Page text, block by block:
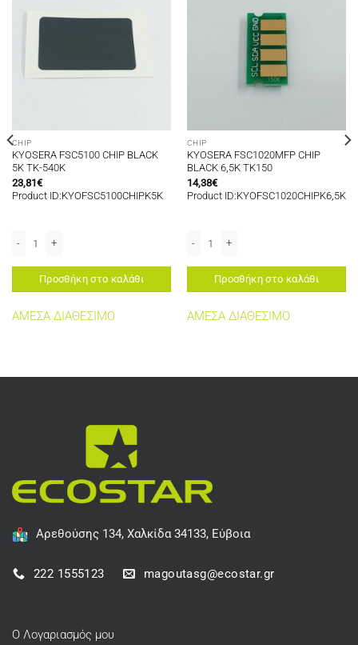
CHIP
KYOSERA FSC5100 CHIP BLACK
5K TK-540K
23,81€
Product ID:KYOFSC5100CHIPK5K
Προσθήκη στο καλάθι
ΑΜΕΣΑ ΔΙΑΘΕΣΙΜΟ
CHIP
KYOSERA FSC1020MFP CHIP
BLACK 6,5K TK150
14,38€
Product ID:KYOFSC1020CHIPK6,5K
Προσθήκη στο καλάθι
ΑΜΕΣΑ ΔΙΑΘΕΣΙΜΟ
Αρεθούσης 134, Χαλκίδα 34133, Εύβοια
222 1555123 magoutasg@ecostar.gr
Ο Λογαριασμός μου